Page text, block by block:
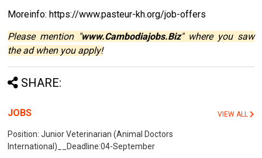
Moreinfo: https://www.pasteur-kh.org/job-offers
Please mention "www.Cambodiajobs.Biz" where you saw
the ad when you apply!
SHARE:
JOBS VIEW ALL
Position: Junior Veterinarian (Animal Doctors
International)__Deadline:04-September